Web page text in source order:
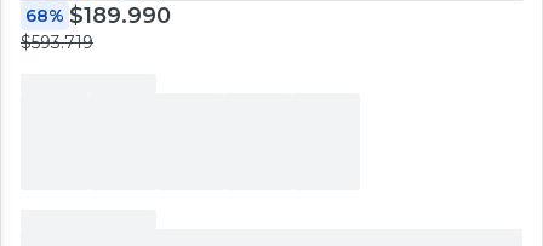
68% $189.990
$593.719